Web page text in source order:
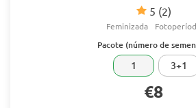
5 (2)
Feminizada
Pacote (número de
1 3+1
€8